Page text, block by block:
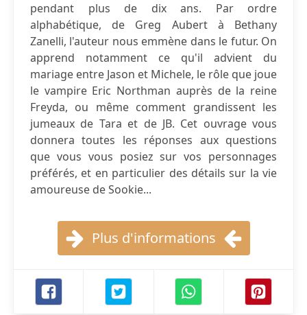
pendant plus de dix ans. Par ordre
alphabétique, de Greg Aubert à Bethany
Zanelli, l'auteur nous emmène dans le futur. On
apprend notamment ce qu'il advient du
mariage entre Jason et Michele, le rôle que joue
le vampire Eric Northman auprès de la reine
Freyda, ou même comment grandissent les
jumeaux de Tara et de JB. Cet ouvrage vous
donnera toutes les réponses aux questions
que vous vous posiez sur vos personnages
préférés, et en particulier des détails sur la vie
amoureuse de Sookie...
Plus d'informations